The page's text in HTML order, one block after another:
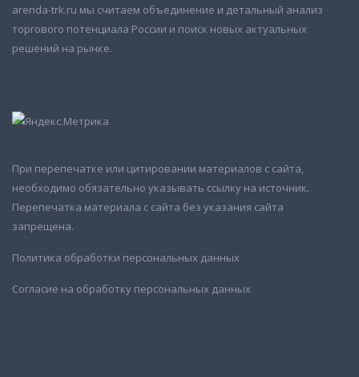
arenda-trk.ru мы считаем объединение и детальный анализ
торгового потенциала России и поиск новых актуальных
решений на рынке.
При перепечатке или цитировании материалов с сайта,
необходимо обязательно указывать ссылку на источник.
Перепечатка материала с сайта без указания сайта
запрещена.
Политика обработки персональных данных
Согласие на обработку персональных данных